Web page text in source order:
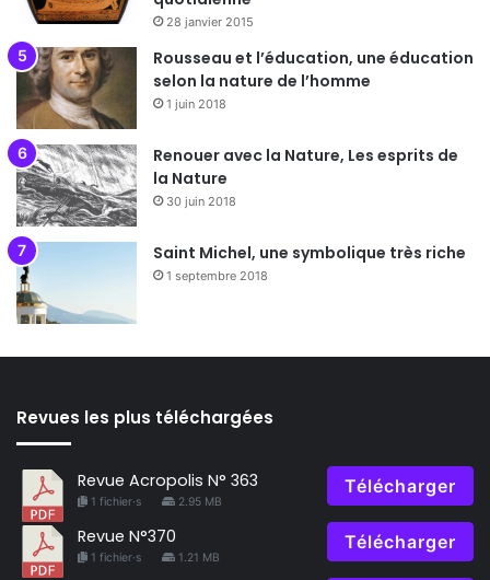
28 janvier 2015
Rousseau et l’éducation, une éducation
selon la nature de l’homme
1 juin 2018
Renouer avec la Nature, Les esprits de
la Nature
30 juin 2018
Saint Michel, une symbolique très riche
1 septembre 2018
Revues les plus téléchargées
Revue Acropolis N° 363
1 fichier·s 2.95 MB
Télécharger
Revue N°370
1 fichier·s 1.21 MB
Télécharger